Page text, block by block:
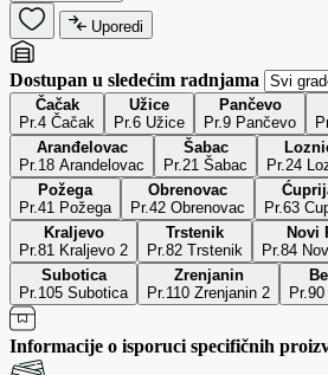
Uporedi
Dostupan u sledećim radnjama
Čačak
Pr.4 Čačak
Užice
Pr.6 Užice
Pančevo
Pr.9 Pančevo
Aranđelovac
Pr.18 Arandelovac
Šabac
Pr.21 Šabac
Pr.24
Požega
Pr.41 Požega
Obrenovac
Pr.42 Obrenovac
Pr.63
Kraljevo
Pr.81 Kraljevo 2
Trstenik
Pr.82 Trstenik
Novi
Pr.84
Subotica
Pr.105 Subotica
Zrenjanin
Pr.110 Zrenjanin 2
Informacije o isporuci specifičnih